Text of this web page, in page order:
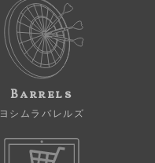
Barrels
ヨシムラバレルズ